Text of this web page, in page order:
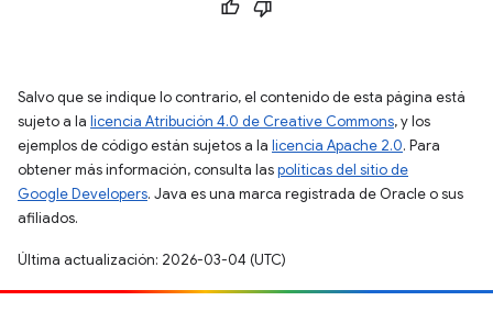
Salvo que se indique lo contrario, el contenido de esta página está
sujeto a la licencia Atribución 4.0 de Creative Commons, y los
ejemplos de código están sujetos a la licencia Apache 2.0. Para
obtener más información, consulta laspolíticas del sitio de
Google Developers. Java es una marca registrada de Oracle o sus
afiliados.
Última actualización: 2026-03-04 (UTC)